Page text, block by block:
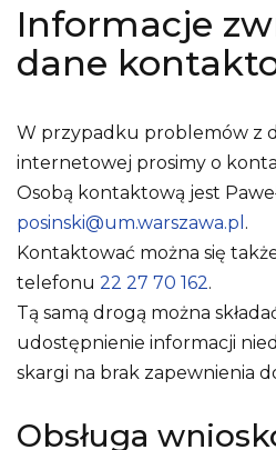
Informacje
dane
W przypadku problemów z
internetowej prosimy o
Osobą kontaktową jest
posinski@um.warszawa.pl .
Kontaktować można się
telefonu 22 27 70 162.
Tą samą drogą można
udostępnienie informacji
skargi na brak zapewnienia
Obsługa